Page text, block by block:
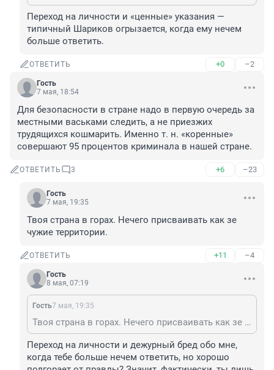
Переход на личности и «ценные» указания —
типичный Шариков огрызается, когда ему нечем
больше ответить.
ОТВЕТИТЬ +0 –2
Гость
7 мая, 18:54
Для безопасности в стране надо в первую очередь за
местными васьками следить, а не приезжих
трудящихся кошмарить. Именно т. н. «коренные»
совершают 95 процентов криминала в нашей стране.
ОТВЕТИТЬ 3 +6 –23
Гость
7 мая, 19:35
Твоя страна в горах. Нечего присваивать как зе
чужие территории.
ОТВЕТИТЬ +11 –4
Гость
8 мая, 07:19
Гость7 мая, 19:35
Твоя страна в горах. Нечего присваивать как зе чужие территории.
Переход на личности и дежурный бред обо мне,
когда тебе больше нечем ответить, но хорошо